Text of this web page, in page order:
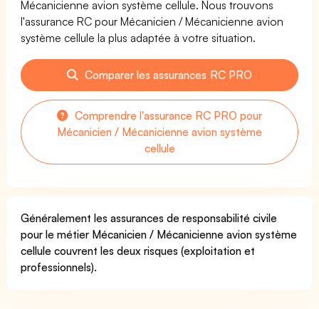
Mécanicienne avion système cellule. Nous trouvons
l'assurance RC pour Mécanicien / Mécanicienne avion
système cellule la plus adaptée à votre situation.
Comparer les assurances RC PRO
Comprendre l'assurance RC PRO pour
Mécanicien / Mécanicienne avion système
cellule
Généralement les assurances de responsabilité civile
pour le métier Mécanicien / Mécanicienne avion système
cellule couvrent les deux risques (exploitation et
professionnels).